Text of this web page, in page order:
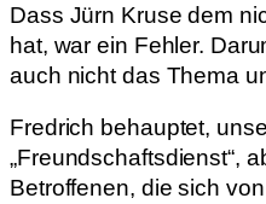
Dass Jürn Kruse dem
hat, war ein Fehler.
auch nicht das Thema
Fredrich behauptet,
„Freundschaftsdienst“,
Betroffenen, die sich